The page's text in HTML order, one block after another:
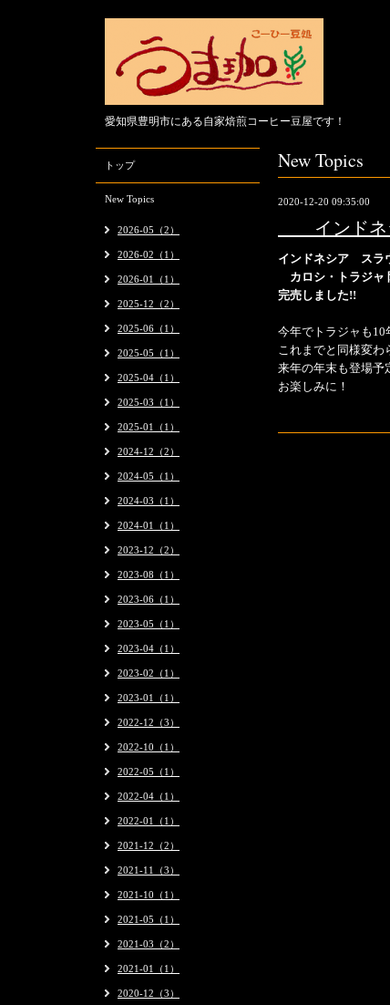
愛知県豊明市にある自家焙煎コーヒー豆屋です！
New Topics
2020-12-20 09:35:00
インドネ
インドネシア スラ
カロシ・トラジャ
完売しました!!
今年でトラジャも10
これまでと同様変わ
来年の年末も登場予
お楽しみに！
トップ
New Topics
2026-05（2）
2026-02（1）
2026-01（1）
2025-12（2）
2025-06（1）
2025-05（1）
2025-04（1）
2025-03（1）
2025-01（1）
2024-12（2）
2024-05（1）
2024-03（1）
2024-01（1）
2023-12（2）
2023-08（1）
2023-06（1）
2023-05（1）
2023-04（1）
2023-02（1）
2023-01（1）
2022-12（3）
2022-10（1）
2022-05（1）
2022-04（1）
2022-01（1）
2021-12（2）
2021-11（3）
2021-10（1）
2021-05（1）
2021-03（2）
2021-01（1）
2020-12（3）